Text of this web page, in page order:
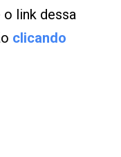
o link dessa
clicando